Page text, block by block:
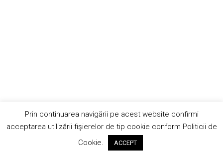
Prin continuarea navigării pe acest website confirmi
acceptarea utilizării fişierelor de tip cookie conform Politicii de
Cookie.
ACCEPT